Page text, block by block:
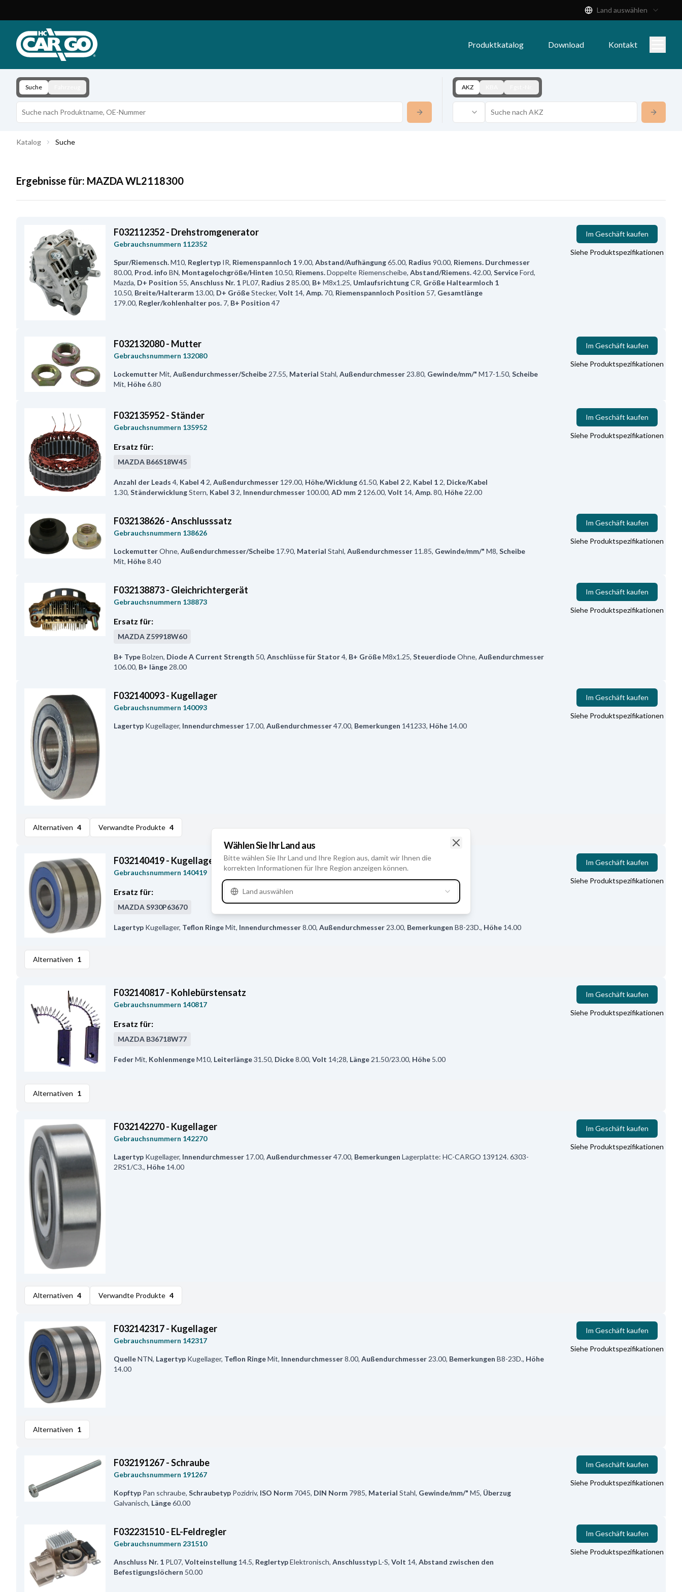
Download
Kontakt
Land auswählen
Produktkatalog Download Kontakt
Suche AKZ
Katalog Suche
Ergebnisse für: MAZDAWL2118300
F032112352 - Drehstromgenerator
Gebrauchsnummern 112352
Spur/Riemensch.M10, Reglertyp IR, Riemenspannloch 19.00, Abstand/Aufhängung65.00, Radius 90.00, Riemens. Durchmesser
80.00, Prod. info BN, Montagelochgröße/Hinten 10.50, Riemens.Doppelte Riemenscheibe, Abstand/Riemens.42.00, ServiceFord,
Mazda, D+ Position 55, Anschluss Nr. 1 PL07, Radius 285.00, B+ M8x1.25, UmlaufsrichtungCR, Größe Haltearmloch 1
10.50, Breite/Halterarm 13.00, D+ GrößeStecker, Volt 14, Amp. 70, Riemenspannloch Position 57, Gesamtlänge
179.00, Regler/kohlenhalter pos. 7, B+ Position 47
Im Geschäft kaufen
Siehe Produktspezifikationen
F032132080 - Mutter
Gebrauchsnummern 132080
LockemutterMit, Außendurchmesser/Scheibe 27.55, Material Stahl, Außendurchmesser 23.80, Gewinde/mm/" M17-1.50, Scheibe
Mit, Höhe6.80
Im Geschäft kaufen
Siehe Produktspezifikationen
F032135952 - Ständer
Gebrauchsnummern 135952
Ersatz für:
MAZDA B66S18W45
Anzahl der Leads 4, Kabel 4 2, Außendurchmesser 129.00, Höhe/Wicklung61.50, Kabel 2 2, Kabel 1 2, Dicke/Kabel
1.30, StänderwicklungStern, Kabel 3 2, Innendurchmesser 100.00, AD mm 2 126.00, Volt 14, Amp.80, Höhe 22.00
Im Geschäft kaufen
Siehe Produktspezifikationen
F032138626 - Anschlusssatz
Gebrauchsnummern 138626
LockemutterOhne, Außendurchmesser/Scheibe 17.90, Material Stahl, Außendurchmesser 11.85, Gewinde/mm/" M8, Scheibe
Mit, Höhe8.40
Im Geschäft kaufen
Siehe Produktspezifikationen
F032138873 - Gleichrichtergerät
Gebrauchsnummern 138873
Ersatz für:
MAZDA Z59918W60
B+ TypeBolzen, Diode A Current Strength 50, Anschlüsse für Stator4, B+ GrößeM8x1.25, SteuerdiodeOhne, Außendurchmesser
106.00, B+ länge 28.00
Im Geschäft kaufen
Siehe Produktspezifikationen
F032140093 - Kugellager
Gebrauchsnummern 140093
Lagertyp Kugellager, Innendurchmesser 17.00, Außendurchmesser47.00, Bemerkungen 141233, Höhe 14.00
Im Geschäft kaufen
Siehe Produktspezifikationen
Alternativen 4 Verwandte Produkte 4
F032140419 - Kugellager
Gebrauchsnummern 140419
Ersatz für:
MAZDAS930P63670
Lagertyp Kugellager, Teflon RingeMit, Innendurchmesser8.00, Außendurchmesser 23.00, Bemerkungen B8-23D., Höhe 14.00
Im Geschäft kaufen
Siehe Produktspezifikationen
Alternativen 1
F032140817 - Kohlebürstensatz
Gebrauchsnummern 140817
Ersatz für:
MAZDA B36718W77
FederMit, KohlenmengeM10, Leiterlänge31.50, Dicke8.00, Volt 14;28, Länge21.50/23.00, Höhe 5.00
Im Geschäft kaufen
Siehe Produktspezifikationen
Alternativen 1
F032142270 - Kugellager
Gebrauchsnummern 142270
Lagertyp Kugellager, Innendurchmesser 17.00, Außendurchmesser47.00, Bemerkungen Lagerplatte: HC-CARGO 139124. 6303-
2RS1/C3., Höhe 14.00
Im Geschäft kaufen
Siehe Produktspezifikationen
Alternativen 4 Verwandte Produkte 4
F032142317 - Kugellager
Gebrauchsnummern 142317
QuelleNTN, Lagertyp Kugellager, Teflon RingeMit, Innendurchmesser8.00, Außendurchmesser 23.00, Bemerkungen B8-23D., Höhe
14.00
Im Geschäft kaufen
Siehe Produktspezifikationen
Alternativen 1
F032191267 - Schraube
Gebrauchsnummern 191267
Kopftyp Pan schraube, Schraubetyp Pozidriv, ISO Norm 7045, DIN Norm 7985, Material Stahl, Gewinde/mm/" M5, Überzug
Galvanisch, Länge60.00
Im Geschäft kaufen
Siehe Produktspezifikationen
F032231510 - EL-Feldregler
Gebrauchsnummern 231510
Anschluss Nr. 1 PL07, Volteinstellung 14.5, ReglertypElektronisch, AnschlusstypL-S, Volt 14, Abstand zwischen den
Befestigungslöchern 50.00
Im Geschäft kaufen
Siehe Produktspezifikationen
Wählen Sie Ihr Land aus
Bitte wählen Sie Ihr Land und Ihre Region aus, damit wir Ihnen die
korrekten Informationen für Ihre Region anzeigen können.
Land auswählen